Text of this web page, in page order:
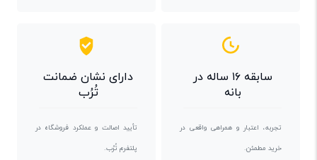
سابقه ۱۶ ساله در
بانه
تجربه، اعتبار و همراهی واقعی در
خرید مطمئن.
دارای نشان ضمانت
تُرُب
تأیید اصالت و عملکرد فروشگاه در
پلتفرم تُرُب.